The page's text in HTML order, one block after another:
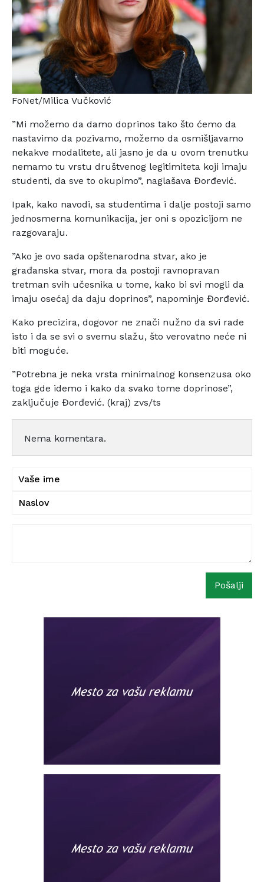
FoNet/Milica Vučković
”Mi možemo da damo doprinos tako što ćemo da
nastavimo da pozivamo, možemo da osmišljavamo
nekakve modalitete, ali jasno je da u ovom trenutku
nemamo tu vrstu društvenog legitimiteta koji imaju
studenti, da sve to okupimo”, naglašava Đorđević.
Ipak, kako navodi, sa studentima i dalje postoji samo
jednosmerna komunikacija, jer oni s opozicijom ne
razgovaraju.
”Ako je ovo sada opštenarodna stvar, ako je
građanska stvar, mora da postoji ravnopravan
tretman svih učesnika u tome, kako bi svi mogli da
imaju osećaj da daju doprinos”, napominje Đorđević.
Kako precizira, dogovor ne znači nužno da svi rade
isto i da se svi o svemu slažu, što verovatno neće ni
biti moguće.
”Potrebna je neka vrsta minimalnog konsenzusa oko
toga gde idemo i kako da svako tome doprinose”,
zaključuje Đorđević. (kraj) zvs/ts
Nema komentara.
Pošalji